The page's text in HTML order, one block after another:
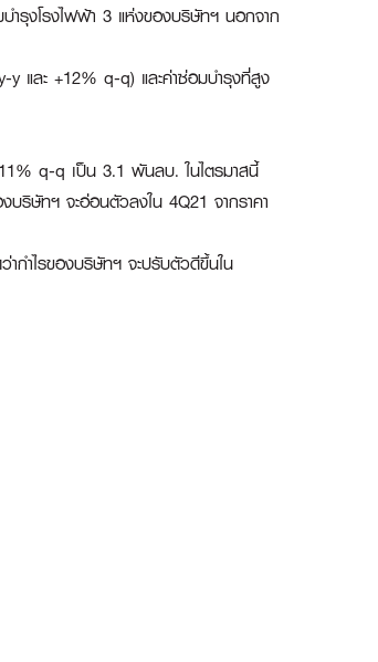
ำรุงโรงไฟฟ้า 3 แห่งของบริษัทฯ นอกจาก
และ +12% q-q) และค่าซ่อมบำรุงที่สูง
q-q เป็น 3.1 พันลบ. ในไตรมาสนี้
บริษัทฯ จะอ่อนตัวลงใน 4Q21 จากราคา
ากำไรของบริษัทฯ จะปรับตัวดีขึ้นใน